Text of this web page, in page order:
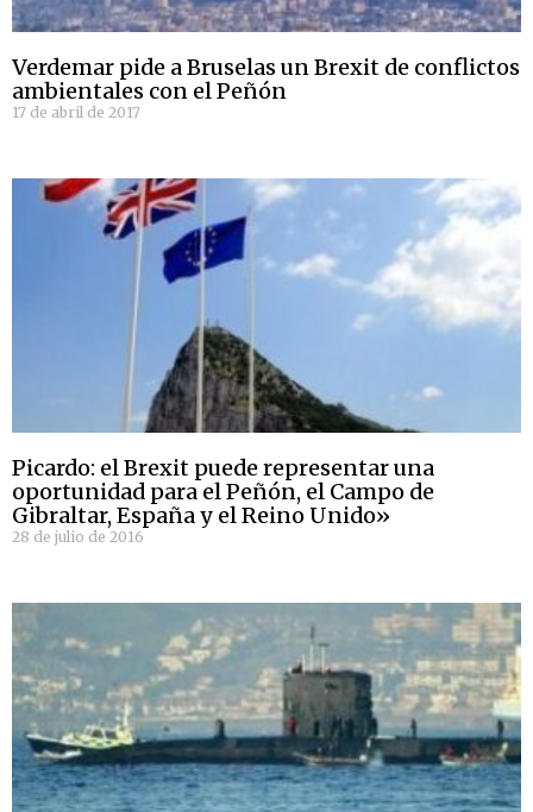
Verdemar pide a Bruselas un Brexit de conflictos
ambientales con el Peñón
17 de abril de 2017
Picardo: el Brexit puede representar una
oportunidad para el Peñón, el Campo de
Gibraltar, España y el Reino Unido»
28 de julio de 2016